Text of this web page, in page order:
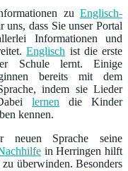
zu Englisch-
dass Sie unser Portal
Informationen und
Englisch ist die erste
Schule lernt. Einige
bereits mit dem
indem sie Lieder
lernen die Kinder
kennen.
neuen Sprache seine
in Herringen hilft
überwinden. Besonders